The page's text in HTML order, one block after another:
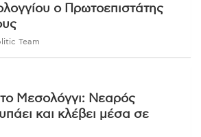
ο Πρωτοεπιστάτης
Team
Μεσολόγγι: Νεαρός
και κλέβει μέσα σε